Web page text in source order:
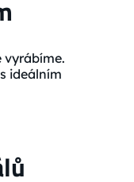
vyrábíme.
ideálním